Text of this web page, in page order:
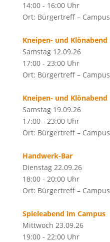
14:00 - 16:00 Uhr
Ort: Bürgertreff – Campus
Kneipen- und Klönabend
Samstag 12.09.26
17:00 - 23:00 Uhr
Ort: Bürgertreff – Campus
Kneipen- und Klönabend
Samstag 19.09.26
17:00 - 23:00 Uhr
Ort: Bürgertreff – Campus
Handwerk-Bar
Dienstag 22.09.26
18:00 - 20:00 Uhr
Ort: Bürgertreff – Campus
Spieleabend im Campus
Mittwoch 23.09.26
19:00 - 22:00 Uhr